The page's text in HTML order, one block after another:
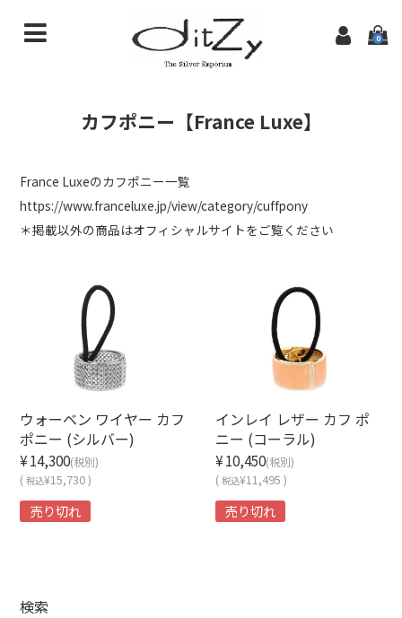
0
特定商取引法に基づく表記
ditzyTOPページ
カフポニー【France Luxe】
France Luxeのカフポニー一覧
https://www.franceluxe.jp/view/category/cuffpony
＊掲載以外の商品はオフィシャルサイトをご覧ください
ウォーベン ワイヤー カフ
ポニー (シルバー)
¥14,300(税別)
(税込¥15,730 )
売り切れ
インレイ レザー カフ ポ
ニー (コーラル)
¥10,450(税別)
(税込¥11,495 )
売り切れ
検索